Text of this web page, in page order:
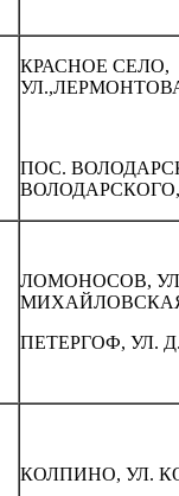
КРАСНОЕ СЕЛО,
ПОС.
ВОЛОДАРСКОГО,
ЛОМОНОСОВ,
ПЕТЕРГОФ, УЛ.
КОЛПИНО, УЛ.